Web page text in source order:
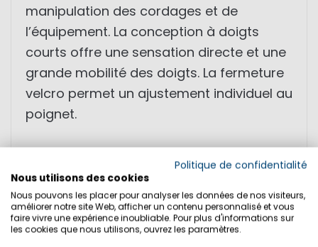
manipulation des cordages et de
l’équipement. La conception à doigts
courts offre une sensation directe et une
grande mobilité des doigts. La fermeture
velcro permet un ajustement individuel au
poignet.
• paume renforcée avec grip Amara
• ajustement optimal et grand confort
• fermeture velcro réglable au poignet
• surpiqûres contrastées au design
Politique de confidentialité
Nous utilisons des cookies
Nous pouvons les placer pour analyser les données de nos visiteurs,
améliorer notre site Web, afficher un contenu personnalisé et vous
faire vivre une expérience inoubliable. Pour plus d'informations sur
les cookies que nous utilisons, ouvrez les paramètres.